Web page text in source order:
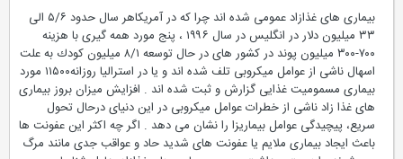
بیماری های غذازاد عمومی شده اند چرا كه در آمریكاهر سال حدود ۵/۶ الی
۳۳ میلیون دلار در انگلیس در سال ۱۹۹۶ ، پنج مورد همه گیری با هزینه
۷۰۰-۳۰۰ میلیون پوند در كشور های در حال توسعه ۸/۱ میلیون كودك به علت
اسهال ناشی از عوامل میكروبی تلف شده اند و یا در استرالیا روزانه۱۱۵۰۰ مورد
بیماری مسمومیت غذایی گزارش و ثبت شده اند . افزایش میزان بروز بیماری
های غذا زاد ناشی از خطرات عوامل میكروبی در این دنیای درحال تحول
سریع، پیچیدگی عوامل بیماریزا را نشان می دهد . اگر چه اكثر این عفونت ها
باعث ایجاد بیماری ملایم یا عفونت های شدید حاد و عواقب جدی مانند مرگ